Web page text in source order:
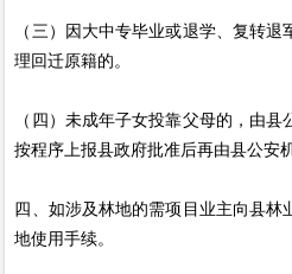
（三）因大中专毕业或退学、复转
理回迁原籍的。
（四）未成年子女投靠父母的，由县
按程序上报县政府批准后再由县公安
四、如涉及林地的需项目业主向县林
地使用手续。